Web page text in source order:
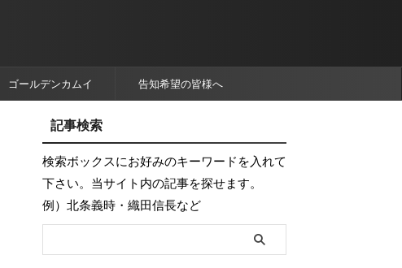
ゴールデンカムイ 告知希望の皆様へ
記事検索
検索ボックスにお好みのキーワードを入れて
下さい。当サイト内の記事を探せます。
例）北条義時・織田信長など